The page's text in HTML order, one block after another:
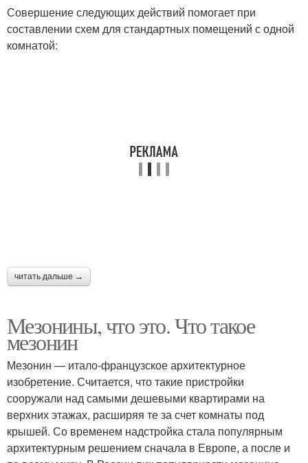
Совершение следующих действий помогает при
составлении схем для стандартных помещений с одной
комнатой:
читать дальше →
Мезонины, что это. Что такое
мезонин
Мезонин — итало-французское архитектурное
изобретение. Считается, что такие пристройки
сооружали над самыми дешевыми квартирами на
верхних этажах, расширяя те за счет комнаты под
крышей. Со временем надстройка стала популярным
архитектурным решением сначала в Европе, а после и